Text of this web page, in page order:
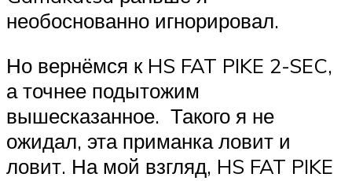
необоснованно игнорировал.
Но вернёмся к HS FAT PIKE 2-SEC,
а точнее подытожим
вышесказанное. Такого я не
ожидал, эта приманка ловит и
ловит. На мой взгляд, HS FAT PIKE